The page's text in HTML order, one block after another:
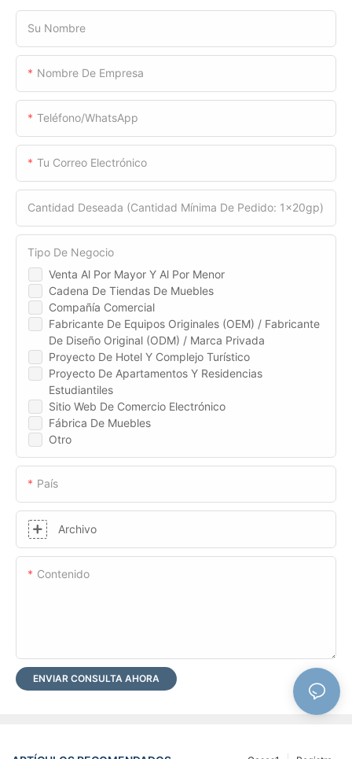
Su Nombre
Nombre De Empresa
Teléfono/WhatsApp
Tu Correo Electrónico
Cantidad Deseada (cantidad Mínima De Pedido: 1x20gp)
Venta Al Por Mayor Y Al Por Menor
Cadena De Tiendas De Muebles
Compañía Comercial
Fabricante De Equipos Originales (OEM) / Fabricante
De Diseño Original (ODM) / Marca Privada
Proyecto De Hotel Y Complejo Turístico
Proyecto De Apartamentos Y Residencias
Estudiantiles
Sitio Web De Comercio Electrónico
Fábrica De Muebles
Otro
Tipo De Negocio
País
Archivo
Contenido
ENVIAR CONSULTA AHORA